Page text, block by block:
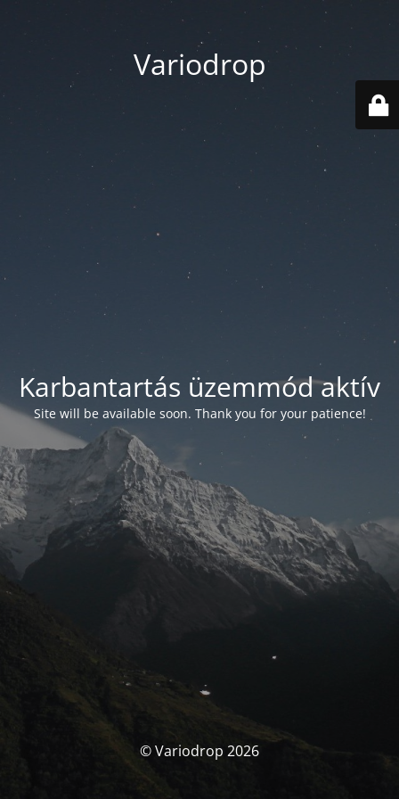
Variodrop
Karbantartás üzemmód aktív
Site will be available soon. Thank you for your patience!
© Variodrop 2026